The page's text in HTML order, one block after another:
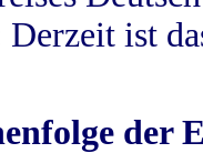
ist
der